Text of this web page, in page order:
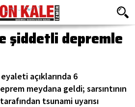
şiddetli depremle
açıklarında 6
meydana geldi; sarsıntının
tsunami uyarısı